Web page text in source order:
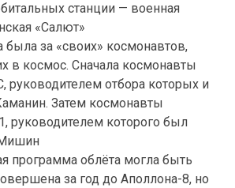
станции — военная
«Салют»
за «своих» космонавтов,
в космос. Сначала космонавты
руководителем отбора которых и
Затем космонавты
руководителем которого был
Мишин
программа облёта могла быть
за год до Аполлона-8, но